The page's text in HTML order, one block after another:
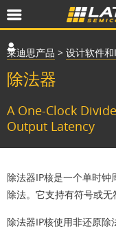
莱迪思产品 > 设计软件和
除法器
A One-Clock
Output Latency
除法器IP核是一个单时
除法。它支持有符号或无
除法器IP核使用非还原除